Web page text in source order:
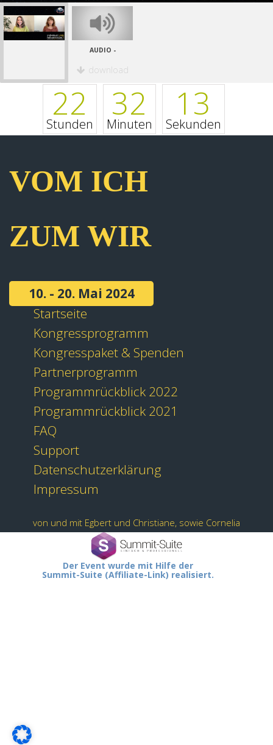
AUDIO -
download
22
Stunden
32
Minuten
13
Sekunden
VOM ICH
ZUM WIR
10. - 20. Mai 2024
Startseite
Kongressprogramm
Kongresspaket & Spenden
Partnerprogramm
Programmrückblick 2022
Programmrückblick 2021
FAQ
Support
Datenschutzerklärung
Impressum
von und mit Egbert und Christiane, sowie Cornelia
Der Event wurde mit Hilfe der
Summit-Suite (Affiliate-Link) realisiert.